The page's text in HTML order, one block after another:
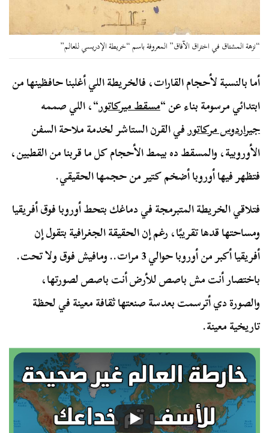
“نزهة المشتاق في اختراق الآفاق” المعروفة باسم “خريطة الإدريسي للعالم”
أما بالنسبة لأحجام القارات، فالخريطة اللي أغلبنا حافظينها من
ابتدائي مرسومة بناء عن “مسقط ميركاتور“، اللي صممه
جيراردوس مركاتورفي القرن الستاشر لخدمة ملاحة السفن
الأوروبية، والمسقط ده بيمط الأحجام كل ما قربنا من القطبين،
فتظهر فيها أوروبا أضخم كتير من حجمها الحقيقي.
فتلاقي الخريطة المتبرمجة في دماغك بتحط أوروبا فوق أفريقيا
ومساحتها قدها تقريبًا، رغم إن الحقيقة الجغرافية بتقول إن
أفريقيا أكبر من أوروبا حوالي 3 مرات.. ومافيش فوق ولا تحت.
باختصار أنت مش باصص للأرض أنت باصص لصورتها،
والصورة دي أترسمت بعدسة صنعتها ثقافة معينة في لحظة
تاريخية معينة.